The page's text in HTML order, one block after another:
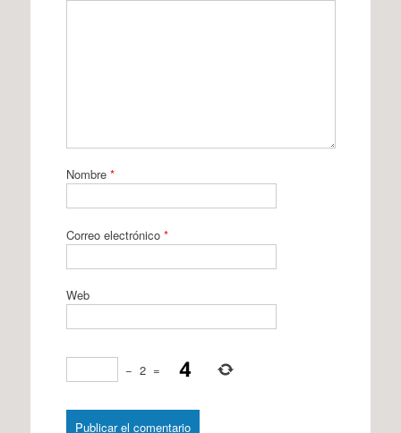
Nombre *
Correo electrónico *
Web
− 2 =